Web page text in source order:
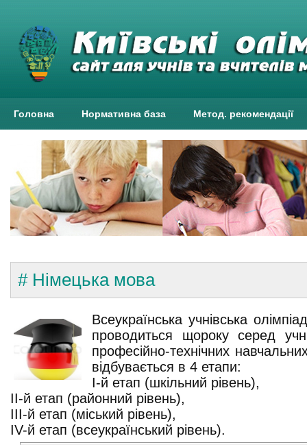
Головна Нормативна база Метод. рекомендації
# Німецька мова
Всеукраїнська учнівська
проводиться щороку серед
професійно-технічних
відбувається в 4 етапи:
І-й етап (шкільний рівень),
ІІ-й етап (районний рівень),
ІІІ-й етап (міський рівень),
IV-й етап (всеукраїнський рівень).